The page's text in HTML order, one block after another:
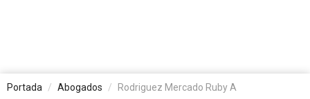
Portada Abogados Rodriguez Mercado Ruby A